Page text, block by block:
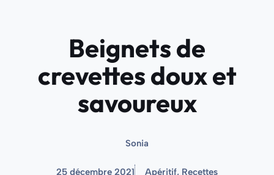
Beignets de
crevettes doux et
savoureux
Sonia
25 décembre 2021 Apéritif, Recettes